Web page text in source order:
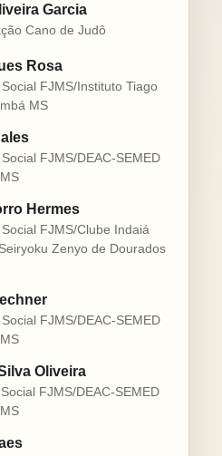
Garcia
Cano de Judô
Rosa
FJMS/Instituto Tiago
MS
FJMS/DEAC-SEMED
Hermes
FJMS/Clube Indaiá
Zenyo de Dourados
FJMS/DEAC-SEMED
Oliveira
FJMS/DEAC-SEMED